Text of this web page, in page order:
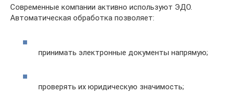
Современные компании активно используют ЭДО.
Автоматическая обработка позволяет:
принимать электронные документы напрямую;
проверять их юридическую значимость;